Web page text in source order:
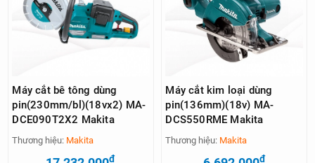
Máy cắt bê tông dùng
pin(230mm/bl)(18vx2) MA-
DCE090T2X2 Makita
Thương hiệu: Makita
đ
Máy cắt kim loại dùng
pin(136mm)(18v) MA-
DCS550RME Makita
Thương hiệu: Makita
đ